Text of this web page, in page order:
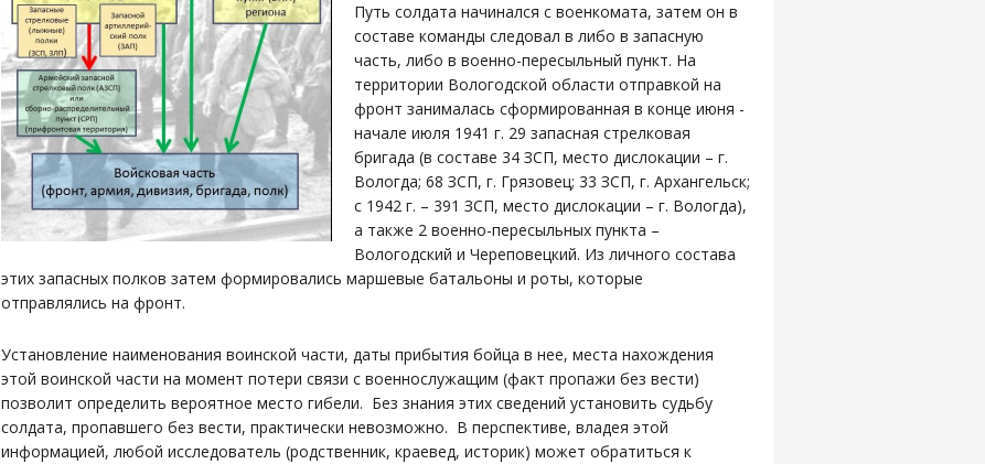
Путь солдата начинался с военкомата, затем он в
составе команды следовал в либо в запасную
часть, либо в военно-пересыльный пункт. На
территории Вологодской области отправкой на
фронт занималась сформированная в конце июня -
начале июля 1941 г. 29 запасная стрелковая
бригада (в составе 34 ЗСП, место дислокации – г.
Вологда; 68 ЗСП, г. Грязовец; 33 ЗСП, г. Архангельск;
с 1942 г. – 391 ЗСП, место дислокации – г. Вологда),
а также 2 военно-пересыльных пункта –
Вологодский и Череповецкий. Из личного состава
этих запасных полков затем формировались маршевые батальоны и роты, которые
отправлялись на фронт.
Установление наименования воинской части, даты прибытия бойца в нее, места нахождения
этой воинской части на момент потери связи с военнослужащим (факт пропажи без вести)
позволит определить вероятное место гибели. Без знания этих сведений установить судьбу
солдата, пропавшего без вести, практически невозможно. В перспективе, владея этой
информацией, любой исследователь (родственник, краевед, историк) может обратиться к